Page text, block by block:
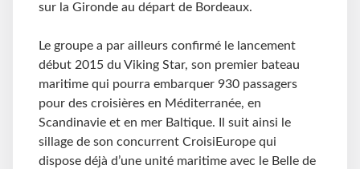
sur la Gironde au départ de Bordeaux.
Le groupe a par ailleurs confirmé le lancement
début 2015 du Viking Star, son premier bateau
maritime qui pourra embarquer 930 passagers
pour des croisières en Méditerranée, en
Scandinavie et en mer Baltique. Il suit ainsi le
sillage de son concurrent CroisiEurope qui
dispose déjà d’une unité maritime avec le Belle de